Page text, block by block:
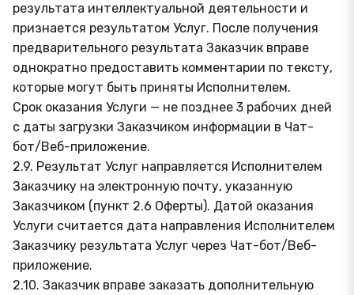
результата интеллектуальной деятельности и
признается результатом Услуг. После получения
предварительного результата Заказчик вправе
однократно предоставить комментарии по тексту,
которые могут быть приняты Исполнителем.
Срок оказания Услуги — не позднее 3 рабочих дней
с даты загрузки Заказчиком информации в Чат-
бот/Веб-приложение.
2.9. Результат Услуг направляется Исполнителем
Заказчику на электронную почту, указанную
Заказчиком (пункт 2.6 Оферты). Датой оказания
Услуги считается дата направления Исполнителем
Заказчику результата Услуг через Чат-бот/Веб-
приложение.
2.10. Заказчик вправе заказать дополнительную